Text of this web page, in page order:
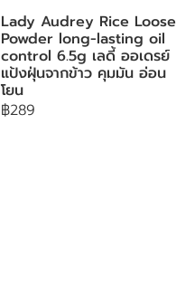
Lady Audrey Rice Loose
Powder long-lasting oil
control 6.5g เลดี้ ออเดรย์
แป้งฝุ่นจากข้าว คุมมัน อ่อน
โยน
฿289